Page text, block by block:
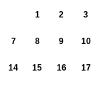
1 2 3
7 8 9 10
14 15 16 17